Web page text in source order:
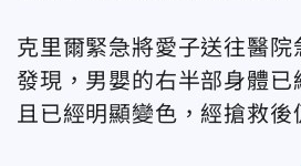
克里爾緊急將愛子送往醫院
發現，男嬰的右半部身體已
且已經明顯變色，經搶救後